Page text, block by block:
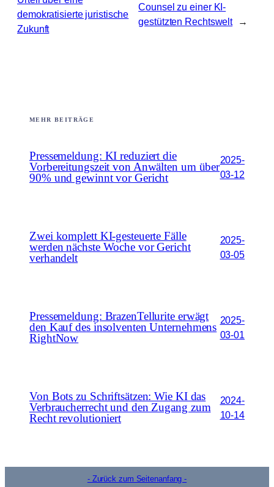
demokratisierte juristische
Zukunft
Counsel zu einer KI-
gestützten Rechtswelt
→
MEHR BEITRÄGE
Pressemeldung: KI reduziert die
Vorbereitungszeit von Anwälten um über
90% und gewinnt vor Gericht
2025-
03-12
Zwei komplett KI-gesteuerte Fälle
werden nächste Woche vor Gericht
verhandelt
2025-
03-05
Pressemeldung: BrazenTellurite erwägt
den Kauf des insolventen Unternehmens
RightNow
2025-
03-01
Von Bots zu Schriftsätzen: Wie KI das
Verbraucherrecht und den Zugang zum
Recht revolutioniert
2024-
10-14
- Zurück zum Seitenanfang -